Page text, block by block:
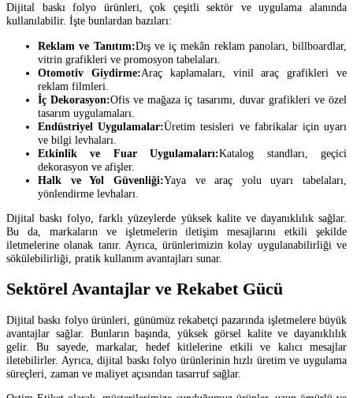
Dijital baskı folyo ürünleri, çok çeşitli sektör ve uygulama alanında
kullanılabilir. İşte bunlardan bazıları:
Reklam ve Tanıtım:Dış ve iç mekân reklam panoları, billboardlar,
vitrin grafikleri ve promosyon tabelaları.
Otomotiv Giydirme:Araç kaplamaları, vinil araç grafikleri ve
reklam filmleri.
İç Dekorasyon:Ofis ve mağaza iç tasarımı, duvar grafikleri ve özel
tasarım uygulamaları.
Endüstriyel Uygulamalar:Üretim tesisleri ve fabrikalar için uyarı
ve bilgi levhaları.
Etkinlik ve Fuar Uygulamaları:Katalog standları, geçici
dekorasyon ve afişler.
Halk ve Yol Güvenliği:Yaya ve araç yolu uyarı tabelaları,
yönlendirme levhaları.
Dijital baskı folyo, farklı yüzeylerde yüksek kalite ve dayanıklılık sağlar.
Bu da, markaların ve işletmelerin iletişim mesajlarını etkili şekilde
iletmelerine olanak tanır. Ayrıca, ürünlerimizin kolay uygulanabilirliği ve
sökülebilirliği, pratik kullanım avantajları sunar.
Sektörel Avantajlar ve Rekabet Gücü
Dijital baskı folyo ürünleri, günümüz rekabetçi pazarında işletmelere büyük
avantajlar sağlar. Bunların başında, yüksek görsel kalite ve dayanıklılık
gelir. Bu sayede, markalar, hedef kitlelerine etkili ve kalıcı mesajlar
iletebilirler. Ayrıca, dijital baskı folyo ürünlerinin hızlı üretim ve uygulama
süreçleri, zaman ve maliyet açısından tasarruf sağlar.